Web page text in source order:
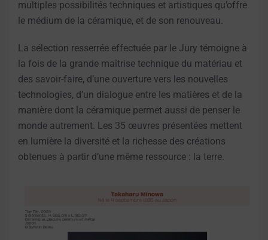
multiples possibilités techniques et artistiques qu’offre
le médium de la céramique, et de son renouveau.
La sélection resserrée effectuée par le Jury témoigne à
la fois de la grande maîtrise technique du matériau et
des savoir-faire, d’une ouverture vers les nouvelles
technologies, d’un dialogue entre les matières et de la
manière dont la céramique permet aussi de penser le
monde autrement. Les 35 œuvres présentées mettent
en lumière la diversité et la richesse des créations
obtenues à partir d’une même ressource : la terre.